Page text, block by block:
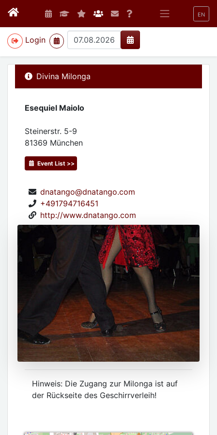
EN
Login
>
Divina Milonga
Esequiel Maiolo
Steinerstr. 5-9
81369 München
Event List >>
dnatango@dnatango.com
+491794716451
http://www.dnatango.com
Hinweis: Die Zugang zur Milonga ist auf
der Rückseite des Geschirrverleih!